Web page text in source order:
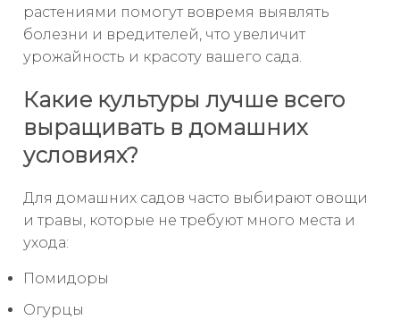
растениями помогут вовремя выявлять
болезни и вредителей, что увеличит
урожайность и красоту вашего сада.
Какие культуры лучше всего
выращивать в домашних
условиях?
Для домашних садов часто выбирают овощи
и травы, которые не требуют много места и
ухода:
Помидоры
Огурцы